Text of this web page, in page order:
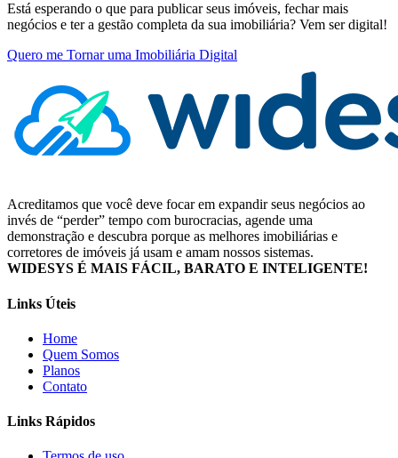
Está esperando o que para publicar seus imóveis, fechar mais
negócios e ter a gestão completa da sua imobiliária? Vem ser digital!
Quero me Tornar uma Imobiliária Digital
Acreditamos que você deve focar em expandir seus negócios ao
invés de “perder” tempo com burocracias, agende uma
demonstração e descubra porque as melhores imobiliárias e
corretores de imóveis já usam e amam nossos sistemas.
WIDESYS É MAIS FÁCIL, BARATO E INTELIGENTE!
Links Úteis
Home
Quem Somos
Planos
Contato
Links Rápidos